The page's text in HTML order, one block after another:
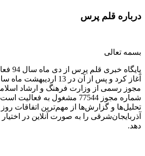
درباره قلم پرس
بسمه تعالی
پایگاه
مجوز رسمی از وزارت فرهنگ و ارشاد
شماره مجوز 77544 مشغول به
تحلیل‌ها و گزارش‌ها از مهم‌ترین اتفاقات
آذربایجان‌شرقی را به صورت آنلاین در
دهد.